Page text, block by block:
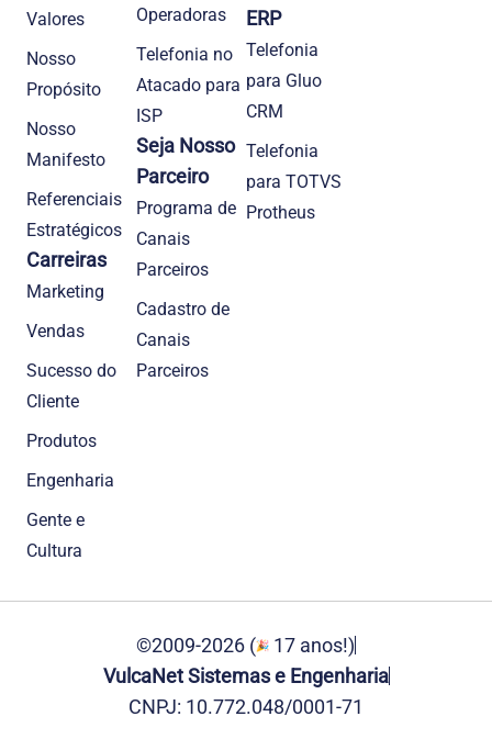
Valores
Nosso
Propósito
Nosso
Manifesto
Referenciais
Estratégicos
Carreiras
Marketing
Vendas
Sucesso do
Cliente
Produtos
Engenharia
Gente e
Cultura
Operadoras
Telefonia no
Atacado para
ISP
Seja Nosso
Parceiro
Programa de
Canais
Parceiros
Cadastro de
Canais
Parceiros
ERP
Telefonia
para Gluo
CRM
Telefonia
para TOTVS
Protheus
©2009-2026 (
17 anos!)
VulcaNet Sistemas e Engenharia
CNPJ: 10.772.048/0001-71